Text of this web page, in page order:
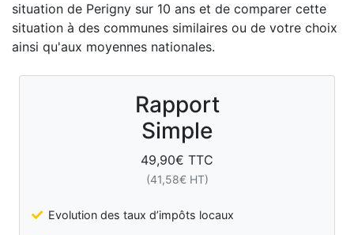
situation de Perigny sur 10 ans et de comparer cette
situation à des communes similaires ou de votre choix
ainsi qu'aux moyennes nationales.
Rapport
Simple
49,90€ TTC
(41,58€ HT)
Evolution des taux d’impôts locaux